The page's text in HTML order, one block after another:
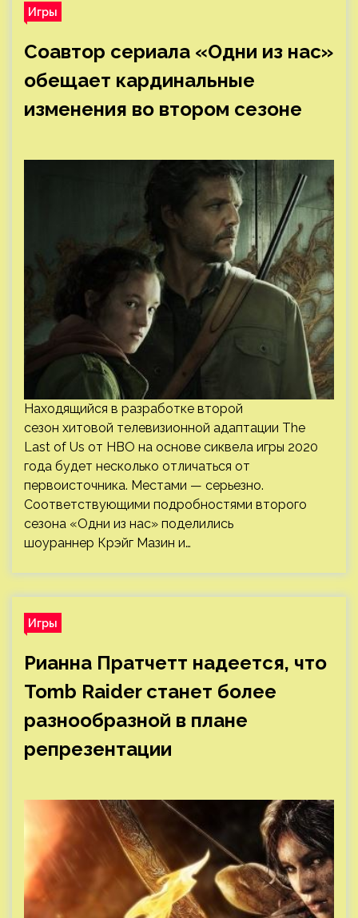
Игры
Соавтор сериала «Одни из нас»
обещает кардинальные
изменения во втором сезоне
Находящийся в разработке второй
сезон хитовой телевизионной адаптации The
Last of Us от HBO на основе сиквела игры 2020
года будет несколько отличаться от
первоисточника. Местами — серьезно.
Соответствующими подробностями второго
сезона «Одни из нас» поделились
шоураннер Крэйг Мазин и…
Игры
Рианна Пратчетт надеется, что
Tomb Raider станет более
разнообразной в плане
репрезентации